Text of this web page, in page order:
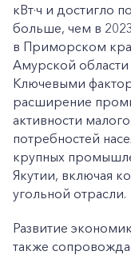
кВт·ч и достигло
больше, чем в
в Приморском
Амурской области
Ключевыми
расширение
активности
потребностей
крупных
Якутии, включая
угольной отрасли.
Развитие
также